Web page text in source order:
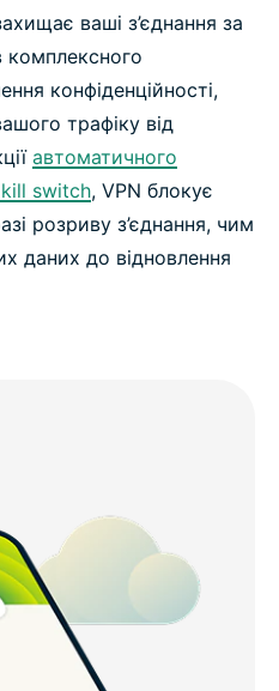
ваші з’єднання за
комплексного
конфіденційності,
трафіку від
автоматичного
kill switch, VPN блокує
розриву з’єднання, чим
даних до відновлення